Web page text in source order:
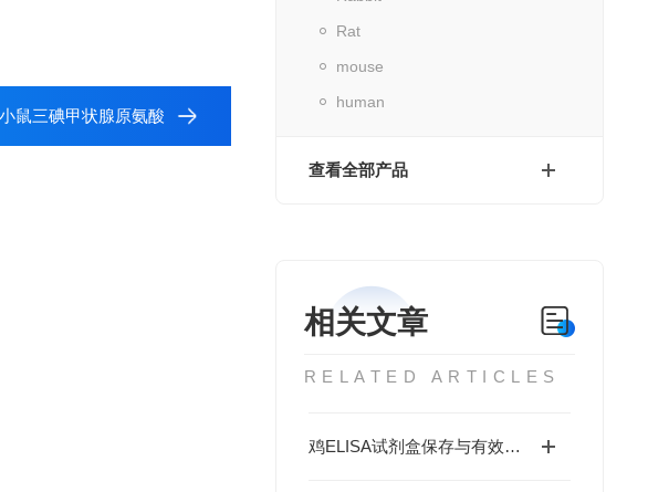
Rat
mouse
human
查看全部产品
相关文章
RELATED ARTICLES
鸡ELISA试剂盒保存与有效期管理：做错这3步结果全废
鼠三碘甲状腺原氨酸